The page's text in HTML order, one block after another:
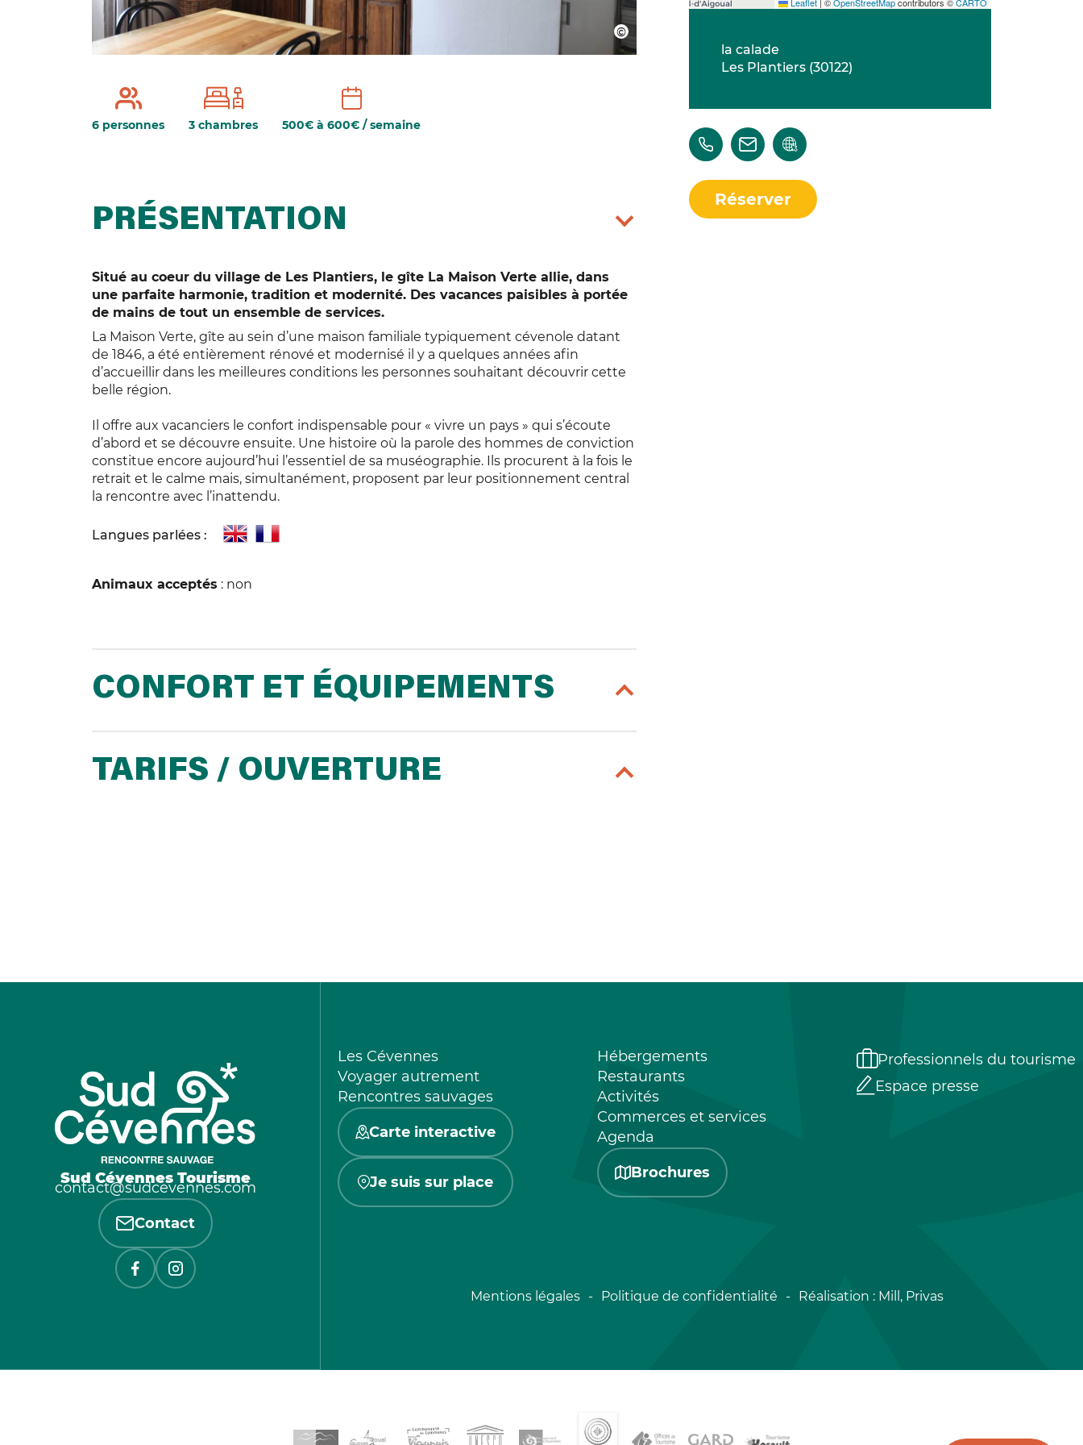
6 personnes 3 chambres 500€ à 600€ / semaine
PRÉSENTATION
Situé au coeur du village de Les Plantiers, le gîte La Maison Verte allie, dans
une parfaite harmonie, tradition et modernité. Des vacances paisibles à portée
de mains de tout un ensemble de services.
La Maison Verte, gîte au sein d’une maison familiale typiquement cévenole datant
de 1846, a été entièrement rénové et modernisé il y a quelques années afin
d’accueillir dans les meilleures conditions les personnes souhaitant découvrir cette
belle région.
Il offre aux vacanciers le confort indispensable pour « vivre un pays » qui s’écoute
d’abord et se découvre ensuite. Une histoire où la parole des hommes de conviction
constitue encore aujourd’hui l’essentiel de sa muséographie. Ils procurent à la fois le
retrait et le calme mais, simultanément, proposent par leur positionnement central
la rencontre avec l’inattendu.
Langues parlées :
Animaux acceptés : non
CONFORT ET ÉQUIPEMENTS
TARIFS / OUVERTURE
la calade
Les Plantiers (30122)
Réserver
Sud Cévennes Tourisme
contact@sudcevennes.com
Contact
Les Cévennes
Voyager autrement
Rencontres sauvages
Carte interactive
Je suis sur place
Hébergements
Restaurants
Activités
Commerces et services
Agenda
Brochures
Professionnels du tourisme
Espace presse
Mentions légales Politique de confidentialité Réalisation : Mill, Privas